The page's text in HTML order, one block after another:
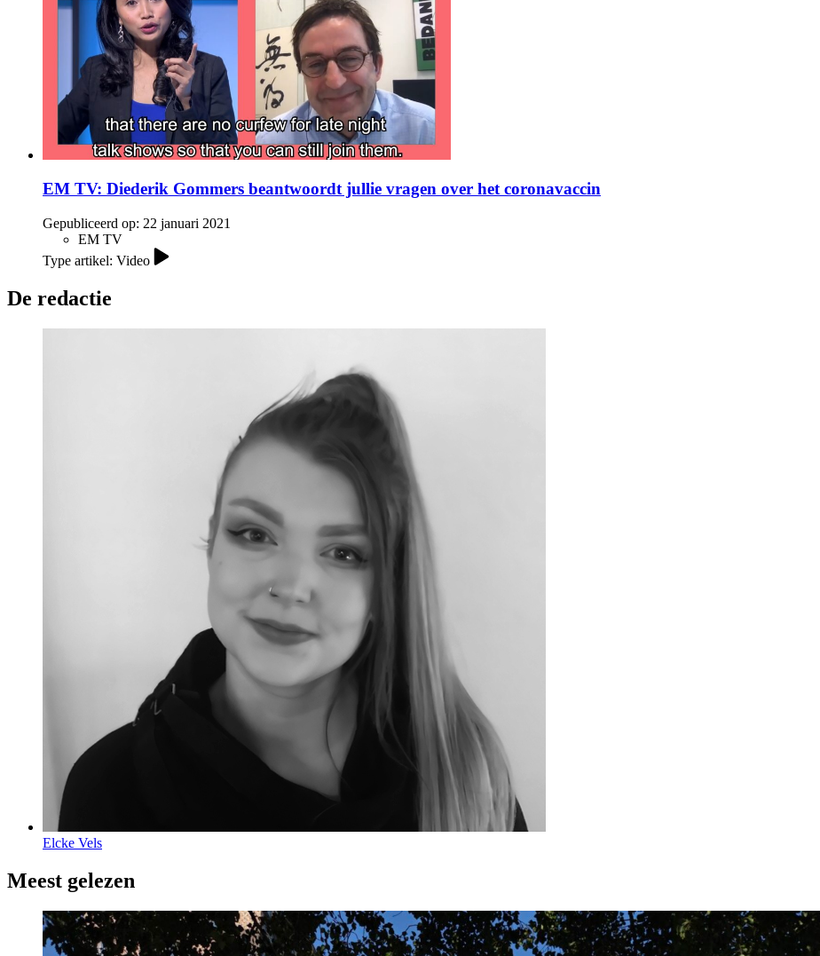
EM TV: Diederik Gommers beantwoordt jullie vragen over het coronavaccin
Gepubliceerd op: 22 januari 2021
EM TV
Type artikel: Video
De redactie
Elcke Vels
Meest gelezen